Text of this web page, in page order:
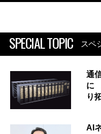
SPECIAL TOPIC スペ
通
に
り
AI